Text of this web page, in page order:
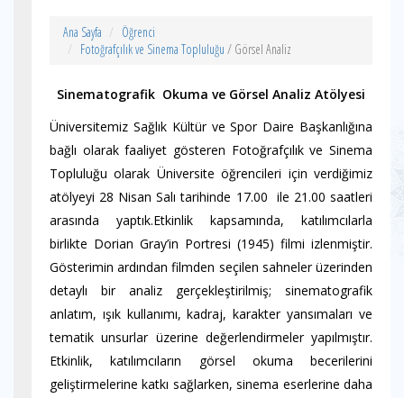
Ana Sayfa
Öğrenci
Fotoğrafçılık ve Sinema Topluluğu / Görsel Analiz
Sinematografik Okuma ve Görsel Analiz Atölyesi
Üniversitemiz Sağlık Kültür ve Spor Daire Başkanlığına
bağlı olarak faaliyet gösteren Fotoğrafçılık ve Sinema
Topluluğu olarak Üniversite öğrencileri için verdiğimiz
atölyeyi 28 Nisan Salı tarihinde 17.00 ile 21.00 saatleri
arasında yaptık.Etkinlik kapsamında, katılımcılarla
birlikte Dorian Gray’in Portresi (1945) filmi izlenmiştir.
Gösterimin ardından filmden seçilen sahneler üzerinden
detaylı bir analiz gerçekleştirilmiş; sinematografik
anlatım, ışık kullanımı, kadraj, karakter yansımaları ve
tematik unsurlar üzerine değerlendirmeler yapılmıştır.
Etkinlik, katılımcıların görsel okuma becerilerini
geliştirmelerine katkı sağlarken, sinema eserlerine daha